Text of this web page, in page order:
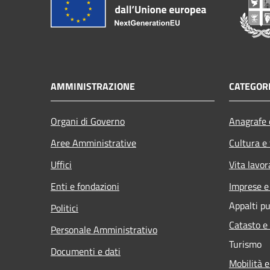
AMMINISTRAZIONE
Organi di Governo
Aree Amministrative
Uffici
Enti e fondazioni
Politici
Personale Amministrativo
Documenti e dati
Cultura
Vita
Imprese
Appalti
Catasto
Turismo
Mobilità